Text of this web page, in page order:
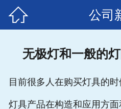
 公司
无极灯和一般的
目前很多人在购买灯具的时
灯具产品在构造和应用方